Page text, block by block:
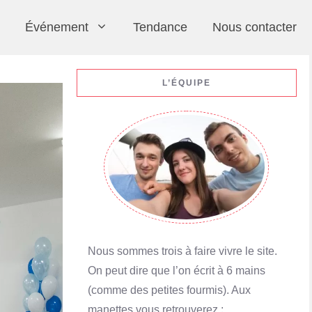
Événement Tendance Nous contacter
L’ÉQUIPE
Nous sommes trois à faire vivre le site.
On peut dire que l’on écrit à 6 mains
(comme des petites fourmis). Aux
manettes vous retrouverez :